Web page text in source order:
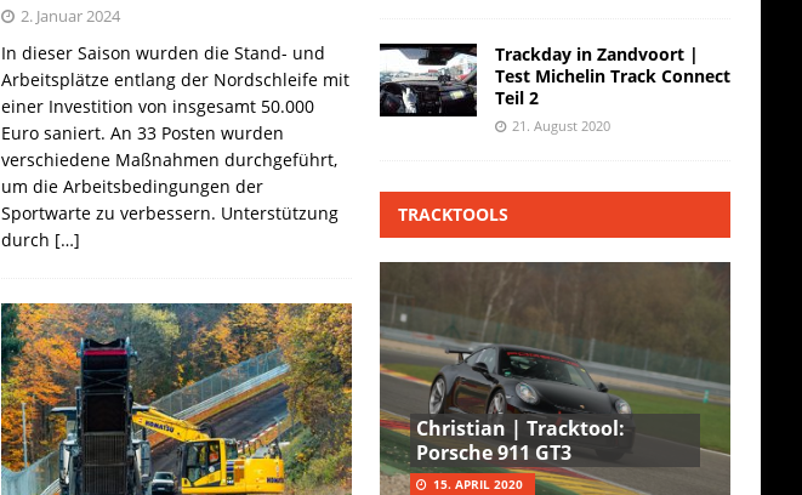
2. Januar 2024
In dieser Saison wurden die Stand- und
Arbeitsplätze entlang der Nordschleife mit
einer Investition von insgesamt 50.000
Euro saniert. An 33 Posten wurden
verschiedene Maßnahmen durchgeführt,
um die Arbeitsbedingungen der
Sportwarte zu verbessern. Unterstützung
durch […]
Trackday in Zandvoort |
Test Michelin Track Connect
Teil 2
21. August 2020
TRACKTOOLS
Christian | Tracktool:
Porsche 911 GT3
15. APRIL 2020